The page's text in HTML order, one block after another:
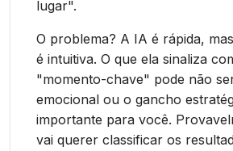
lugar".
O problema? A IA é rápida,
é intuitiva. O que ela sinaliza
"momento-chave" pode não
emocional ou o gancho
importante para você.
vai querer classificar os